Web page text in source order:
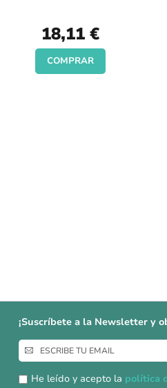
18,11 €
COMPRAR
¡Suscríbete a la Newsletter y
Inscríbase
a
nuestro
He leído y acepto la política